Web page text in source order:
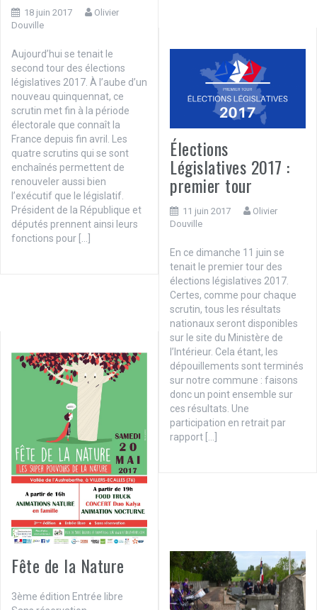
18 juin 2017
Olivier
Douville
Aujourd’hui se tenait le
second tour des élections
législatives 2017. À l’aube d’un
nouveau quinquennat, ce
scrutin met fin à la période
électorale que connaît la
France depuis fin avril. Les
quatre scrutins qui se sont
enchaînés permettent de
renouveler aussi bien
l’exécutif que le législatif.
Président de la République et
députés prennent ainsi leurs
fonctions pour […]
Élections
Législatives 2017 :
premier tour
11 juin 2017
Olivier
Douville
En ce dimanche 11 juin se
tenait le premier tour des
élections législatives 2017.
Certes, comme pour chaque
scrutin, tous les résultats
nationaux seront disponibles
sur le site du Ministère de
l’Intérieur. Cela étant, les
dépouillements sont terminés
sur notre commune : faisons
donc un point ensemble sur
ces résultats. Une
participation en retrait par
rapport […]
Fête de la Nature
3ème édition Entrée libre